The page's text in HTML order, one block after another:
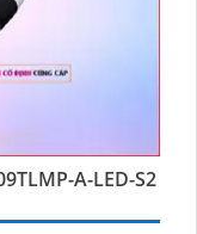
A-LED-S2